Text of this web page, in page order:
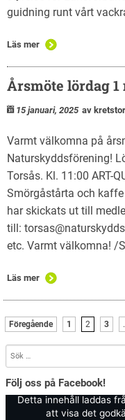
guidning runt vårt
Läs mer
Årsmöte lördag 1
15 januari, 2025 av
Varmt välkomna på
Naturskyddsförening!
Torsås. Kl. 11:00 ART-
Smörgåstårta och
har skickats ut till
till:
etc. Varmt välkomna! /
Läs mer
Föregående 1 2 3
Följ oss på Facebook!
Detta innehåll laddas
att visa det